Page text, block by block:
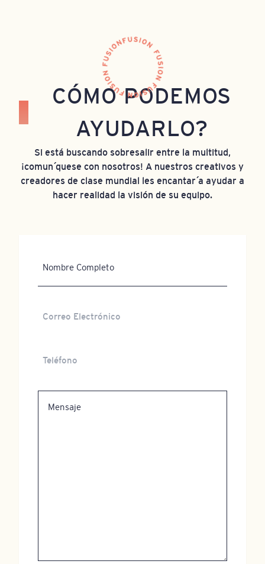
CÓMO PODEMOS
AYUDARLO?
Si está buscando sobresalir entre la multitud,
¡comuníquese con nosotros! A nuestros creativos y
creadores de clase mundial les encantaría ayudar a
hacer realidad la visión de su equipo.